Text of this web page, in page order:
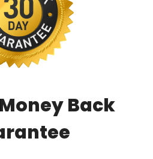
Back